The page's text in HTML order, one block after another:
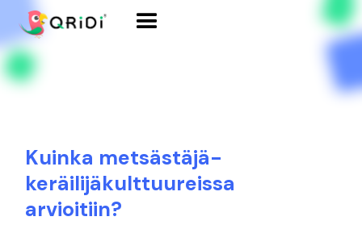
Kuinka metsästäjä-
keräilijäkulttuureissa
arvioitiin?